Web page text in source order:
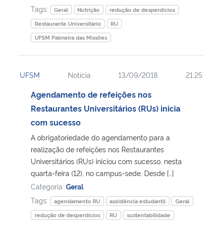
Secretaria de Governo
Gabinete de Segurança Institucional
Tags:
Geral Nutrição
redução de desperdícios
Restaurante Universitário
RU
UFSM Palmeira das Missões
UFSM Notícia 13/09/2018 21:25
Agendamento de refeições nos
Restaurantes Universitários (RUs) inicia
com sucesso
A obrigatoriedade do agendamento para a
realização de refeições nos Restaurantes
Universitários (RUs) iniciou com sucesso, nesta
quarta-feira (12), no campus-sede. Desde […]
Categoria: Geral
Tags:
agendamento RU assistência estudantil
Geral
redução de desperdícios
RU sustentabilidade